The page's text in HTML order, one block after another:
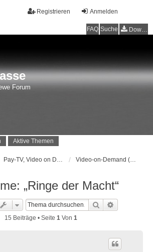
Anmelden
Registrieren
FAQ Suche Downloads
Forum
Aktive Themen
Pay-TV, Video on Demand sowie alles zu CI, CI+ und Co. Video-on-Demand (VoD)
„Ringe der Macht“
Suche
15 Beiträge • Seite 1Von 1